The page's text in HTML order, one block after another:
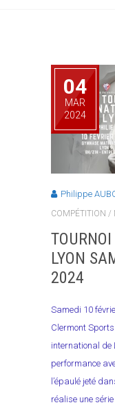
04
MAR
2024
Philippe
COMPÉTITION /
LYON
2024
Samedi 10
Clermont
international de
performance
l’épaulé jeté
réalise une